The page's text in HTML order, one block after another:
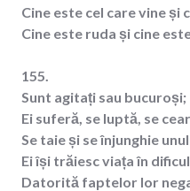
Cine este cel care vine și
Cine este ruda și cine
155.
Sunt agitați sau bucuroși;
Ei suferă, se luptă, se
Se taie și se înjunghie
Ei își trăiesc viața în
Datorită faptelor lor